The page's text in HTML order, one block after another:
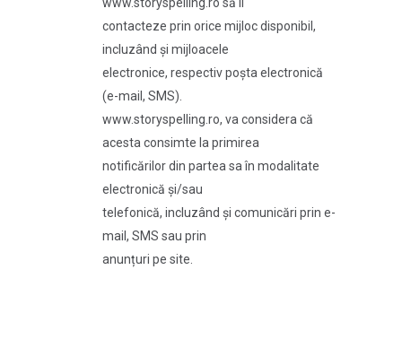
contacteze prin orice mijloc disponibil,
incluzând și mijloacele
electronice, respectiv poșta electronică
(e-mail, SMS).
www.storyspelling.ro, va considera că
acesta consimte la primirea
notificărilor din partea sa în modalitate
electronică și/sau
telefonică, incluzând și comunicări prin e-
mail, SMS sau prin
anunțuri pe site.